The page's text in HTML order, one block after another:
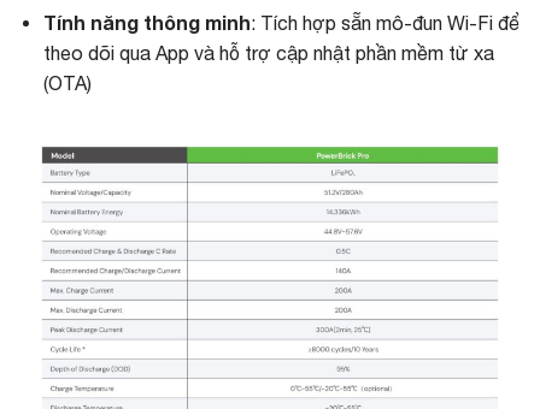
Tính năng thông minh: Tích hợp sẵn mô-đun Wi-Fi để
theo dõi qua App và hỗ trợ cập nhật phần mềm từ xa
(OTA)